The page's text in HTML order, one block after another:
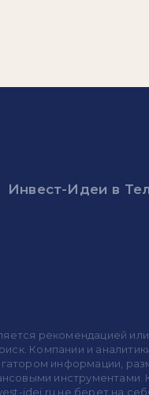
Инвест-Идеи в
рекомендацией
Компании и
информации,
idei.ru не берет на